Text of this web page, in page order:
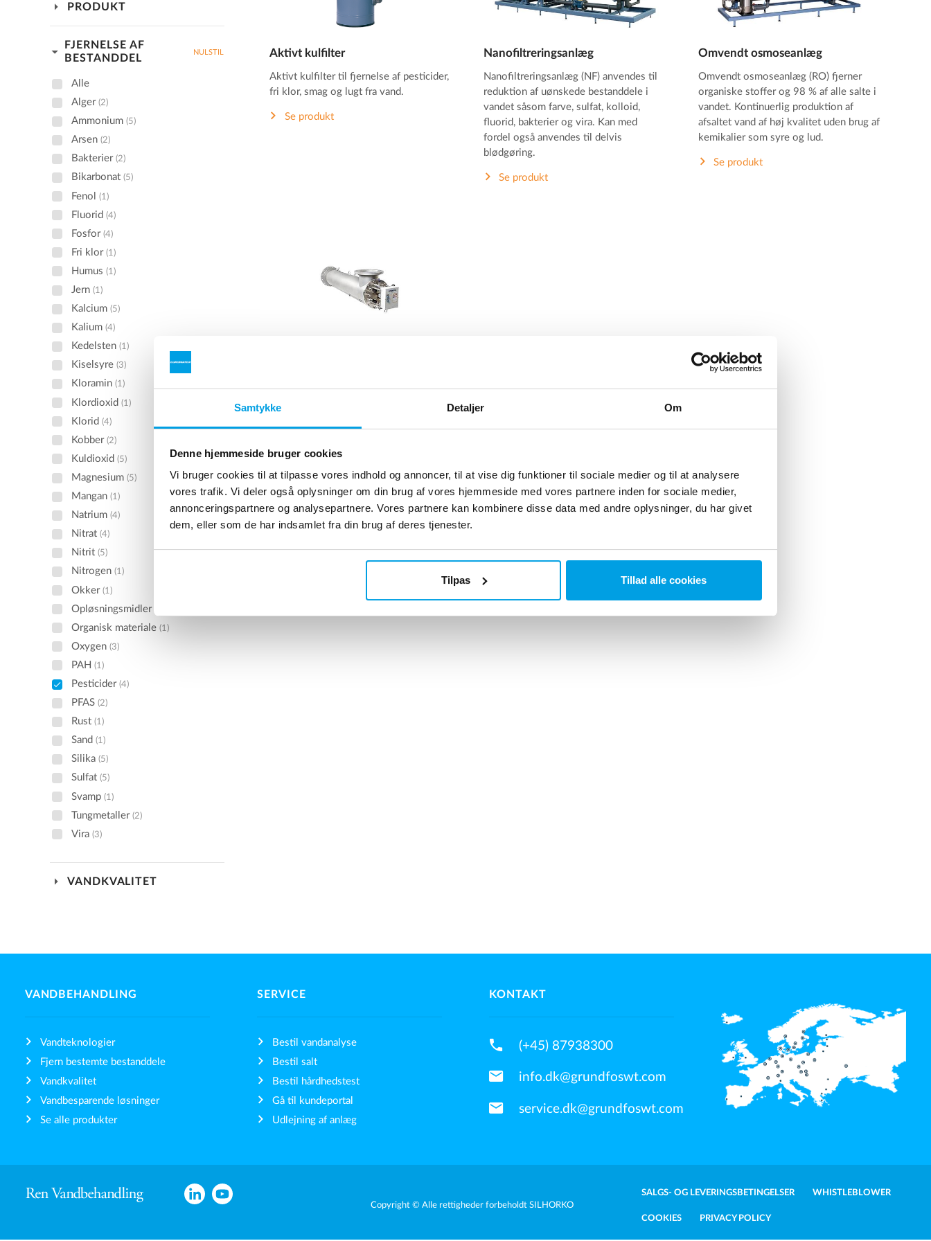
Samtykke Detaljer Om
Denne hjemmeside bruger cookies
Vi bruger cookies til at tilpasse vores indhold og annoncer, til at vise dig funktioner til sociale medier og til at analysere
vores trafik. Vi deler også oplysninger om din brug af vores hjemmeside med vores partnere inden for sociale medier,
annonceringspartnere og analysepartnere. Vores partnere kan kombinere disse data med andre oplysninger, du har givet
dem, eller som de har indsamlet fra din brug af deres tjenester.
Tilpas Tillad alle cookies
Aktivt kulfilter
Aktivt kulfilter til fjernelse af pesticider,
fri klor, smag og lugt fra vand.
Se produkt
Nanofiltreringsanlæg
Nanofiltreringsanlæg (NF) anvendes til
reduktion af uønskede bestanddele i
vandet såsom farve, sulfat, kolloid,
fluorid, bakterier og vira. Kan med
fordel også anvendes til delvis
blødgøring.
Se produkt
Omvendt osmoseanlæg
Omvendt osmoseanlæg (RO) fjerner
organiske stoffer og 98 % af alle salte i
vandet. Kontinuerlig produktion af
afsaltet vand af høj kvalitet uden brug af
kemikalier som syre og lud.
Se produkt
vækst fra drikkevand og procesvand.
Se produkt
arrow_drop_down PRODUKT
arrow_drop_down
FJERNELSE AF
BESTANDDEL
NULSTIL
Alle
Alger(2)
Ammonium(5)
Arsen(2)
Bakterier(2)
Bikarbonat(5)
Fenol(1)
Fluorid(4)
Fosfor(4)
Fri klor(1)
Humus(1)
Jern(1)
Kalcium(5)
Kalium(4)
Kedelsten(1)
Kiselsyre(3)
Kloramin(1)
Klordioxid(1)
Klorid(4)
Kobber(2)
Kuldioxid(5)
Magnesium(5)
Mangan(1)
Natrium(4)
Nitrat(4)
Nitrit(5)
Nitrogen(1)
Okker(1)
Opløsningsmidler
Organisk materiale(1)
Oxygen(3)
PAH(1)
Pesticider(4)
PFAS(2)
Rust(1)
Sand(1)
Silika(5)
Sulfat(5)
Svamp(1)
Tungmetaller(2)
Vira(3)
arrow_drop_down VANDKVALITET
VANDBEHANDLING
Vandteknologier
Fjern bestemte bestanddele
Vandkvalitet
Vandbesparende løsninger
Se alle produkter
SERVICE
Bestil vandanalyse
Bestil salt
Bestil hårdhedstest
Gå til kundeportal
Udlejning af anlæg
KONTAKT
phone (+45) 87938300
mail info.dk@grundfoswt.com
mail service.dk@grundfoswt.com
Copyright © Alle rettigheder forbeholdt SILHORKO
SALGS- OG LEVERINGSBETINGELSER WHISTLEBLOWER
COOKIES PRIVACY POLICY